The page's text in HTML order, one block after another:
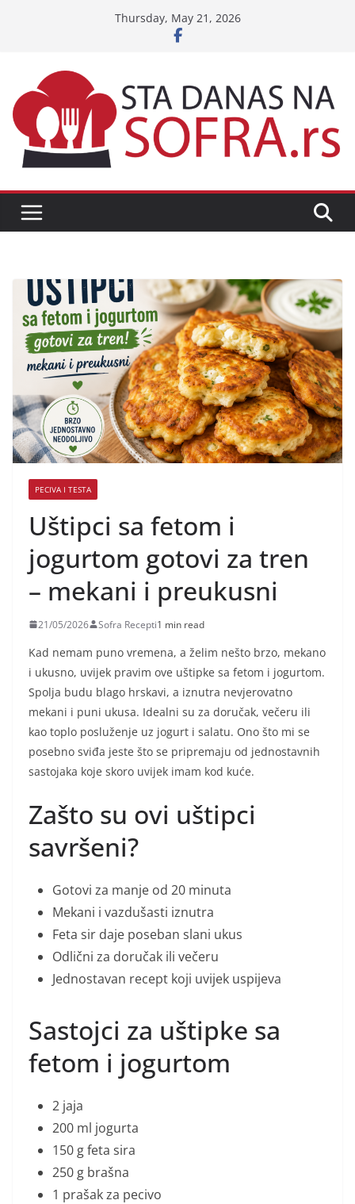
Thursday, May 21, 2026
PECIVA I TESTA
Uštipci sa fetom i
jogurtom gotovi za tren
– mekani i preukusni
21/05/2026 Sofra Recepti1 min read
Kad nemam puno vremena, a želim nešto brzo, mekano
i ukusno, uvijek pravim ove uštipke sa fetom i jogurtom.
Spolja budu blago hrskavi, a iznutra nevjerovatno
mekani i puni ukusa. Idealni su za doručak, večeru ili
kao toplo posluženje uz jogurt i salatu. Ono što mi se
posebno sviđa jeste što se pripremaju od jednostavnih
sastojaka koje skoro uvijek imam kod kuće.
Zašto su ovi uštipci
savršeni?
Gotovi za manje od 20 minuta
Mekani i vazdušasti iznutra
Feta sir daje poseban slani ukus
Odlični za doručak ili večeru
Jednostavan recept koji uvijek uspijeva
Sastojci za uštipke sa
fetom i jogurtom
2 jaja
200 ml jogurta
150 g feta sira
250 g brašna
1 prašak za pecivo